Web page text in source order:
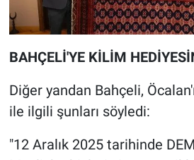
BAHÇELİ'YE KİLİM
Diğer yandan Bahçeli,
ile ilgili şunları söyledi:
"12 Aralık 2025 tarihinde